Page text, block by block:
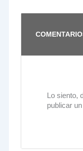
Lo siento,
publicar